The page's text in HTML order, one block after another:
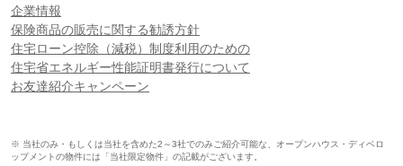
企業情報
保険商品の販売に関する勧誘方針
住宅ローン控除（減税）制度利用のための
住宅省エネルギー性能証明書発行について
お友達紹介キャンペーン
※ 当社のみ・もしくは当社を含めた2～3社でのみご紹介可能な、オープンハウス・ディベロ
ップメントの物件には「当社限定物件」の記載がございます。